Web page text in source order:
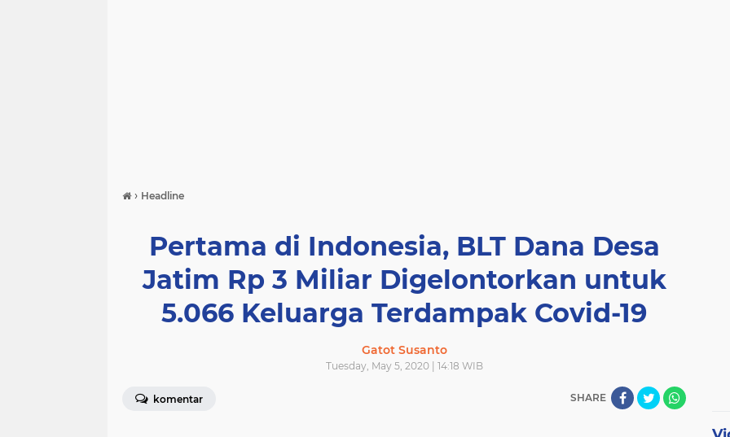
› Headline
Pertama di Indonesia, BLT Dana Desa
Jatim Rp 3 Miliar Digelontorkan untuk
5.066 Keluarga Terdampak Covid-19
Gatot Susanto
Tuesday, May 5, 2020 | 14:18 WIB
komentar SHARE